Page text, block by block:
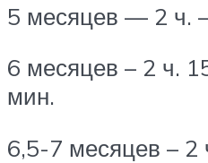
5 месяцев — 2 ч.
6 месяцев – 2 ч.
мин.
6,5-7 месяцев –